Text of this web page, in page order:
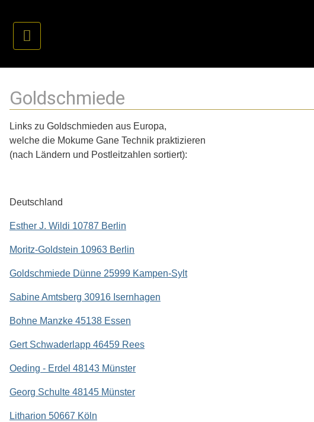
Goldschmiede
Links zu Goldschmieden aus Europa,
welche die Mokume Gane Technik praktizieren
(nach Ländern und Postleitzahlen sortiert):
Deutschland
Esther J. Wildi 10787 Berlin
Moritz-Goldstein 10963 Berlin
Goldschmiede Dünne 25999 Kampen-Sylt
Sabine Amtsberg 30916 Isernhagen
Bohne Manzke 45138 Essen
Gert Schwaderlapp 46459 Rees
Oeding - Erdel 48143 Münster
Georg Schulte 48145 Münster
Litharion 50667 Köln